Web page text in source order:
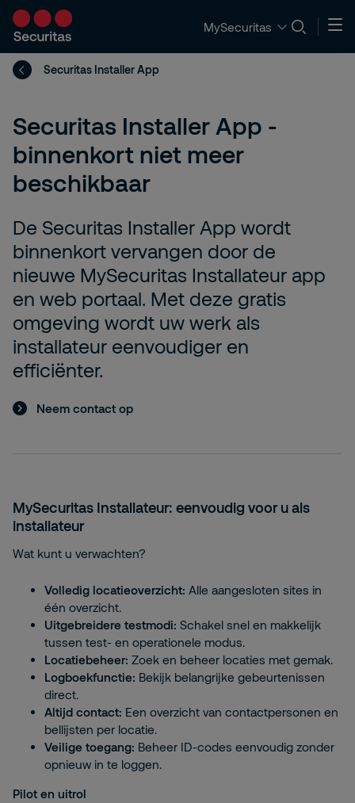
MySecuritas
Securitas Installer App
Securitas Installer App -
binnenkort niet meer
beschikbaar
De Securitas Installer App wordt
binnenkort vervangen door de
nieuwe MySecuritas Installateur app
en web portaal. Met deze gratis
omgeving wordt uw werk als
installateur eenvoudiger en
efficiënter.
Neem contact op
MySecuritas Installateur: eenvoudig voor u als
installateur
Wat kunt u verwachten?
Volledig locatieoverzicht: Alle aangesloten sites in
één overzicht.
Uitgebreidere testmodi: Schakel snel en makkelijk
tussen test- en operationele modus.
Locatiebeheer: Zoek en beheer locaties met gemak.
Logboekfunctie: Bekijk belangrijke gebeurtenissen
direct.
Altijd contact: Een overzicht van contactpersonen en
bellijsten per locatie.
Veilige toegang: Beheer ID-codes eenvoudig zonder
opnieuw in te loggen.
Pilot en uitrol